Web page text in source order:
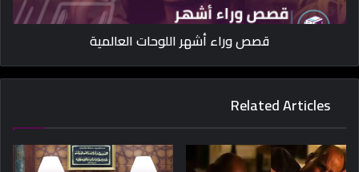
قصص وراء أشهر اللوحات العالمية
Related Articles